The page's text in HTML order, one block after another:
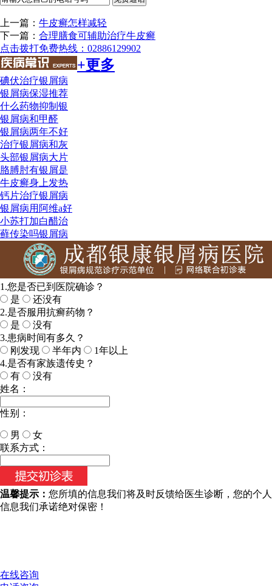
上一篇： 牛皮癣怎样减轻
下一篇： 合理膳食可辅助治疗牛皮癣
点击拨打免费热线：02886129902
+更多
碘伏治疗银屑病
银屑病保湿推荐
什么药物抑制银
银屑病和甲醛
银屑病两年不好
治疗银屑病和灰
头部银屑病大片
胳膊肘有银屑是
牛皮癣身上发热
钙片治疗银屑病
银屑病用阿维a好
小苏打加白醋治
藓传染吗银屑病
1.您是否已到医院确诊？
是
还没有
2.是否服用抗癣药物？
是
没有
3.患病时间有多久？
刚发现
半年内
1年以上
4.是否有家族遗传史？
有
没有
姓名：
性别：
男
女
今天日期：
联系方式：
温馨提示： 您所填的信息我们将及时反馈给医生诊断，您的个人
信息我们承诺绝对保密！
在线咨询